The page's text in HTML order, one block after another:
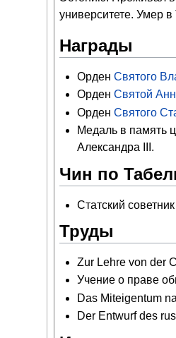
университете. Умер в
Награды
ОрденСвятого
ОрденСвятой
ОрденСвятого
Медаль в память
Александра III.
Чин по
Статский
Труды
Zur Lehre von der
Учение о праве
Das Miteigentum
Der Entwurf des